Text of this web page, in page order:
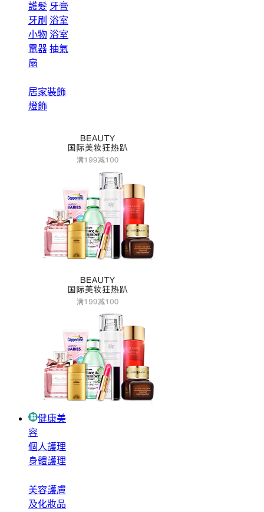
護髮 牙膏
牙刷 浴室
小物 浴室
電器 抽氣
扇
居家裝飾
燈飾
健康美
容
個人護理
身體護理
美容護膚
及化妝品